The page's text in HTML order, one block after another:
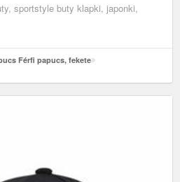
sportstyle buty klapki, japonki,
Férfi papucs, fekete